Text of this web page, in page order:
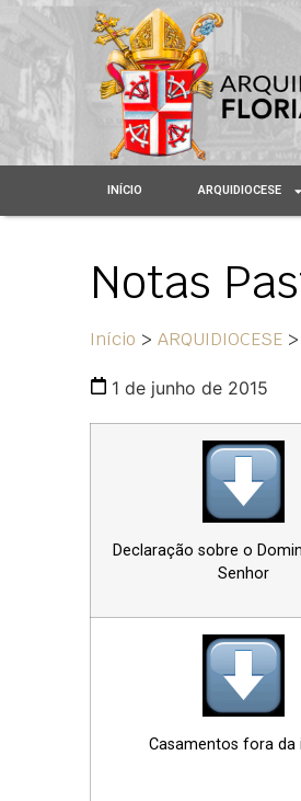
INÍCIO ARQUIDIOCESE
Notas
Início > ARQUIDIOCESE >
1 de junho de 2015
Declaração sobre o
Senhor
Casamentos fora da